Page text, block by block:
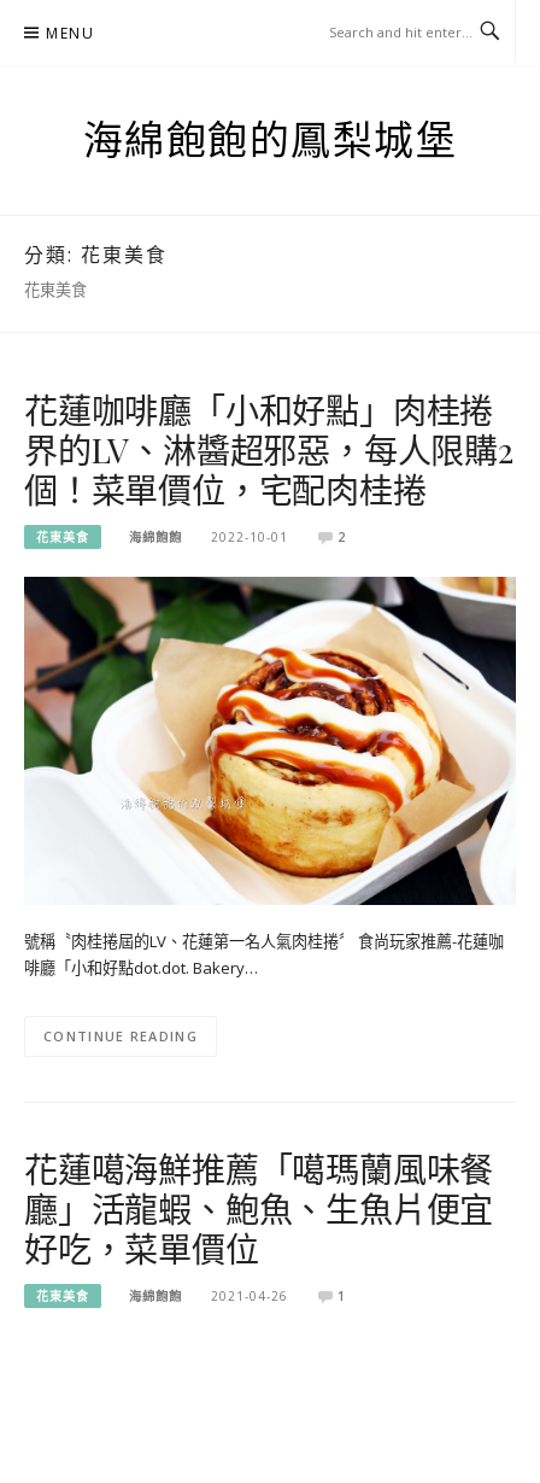
MENU
海綿飽飽的鳳梨城堡
分類: 花東美食
花東美食
花蓮咖啡廳「小和好點」肉桂捲
界的LV、淋醬超邪惡，每人限購2
個！菜單價位，宅配肉桂捲
花東美食 海綿飽飽 2022-10-01 2
號稱〝肉桂捲屆的LV、花蓮第一名人氣肉桂捲〞 食尚玩家推薦-花蓮咖
啡廳「小和好點dot.dot. Bakery…
CONTINUE READING
花蓮噶海鮮推薦「噶瑪蘭風味餐
廳」活龍蝦、鮑魚、生魚片便宜
好吃，菜單價位
花東美食 海綿飽飽 2021-04-26 1